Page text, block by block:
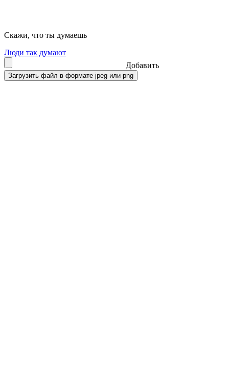
Скажи, что ты думаешь
Люди так думают
Добавить